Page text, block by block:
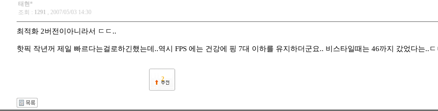
태현*
조회 : 1291 , 2007/05/03 14:30
최적화 2버전이아니라서 ㄷㄷ..
핫픽 작년꺼 제일 빠르다는걸로하긴했는데..역시 FPS 에는 건강에 핑 7대 이하를 유지하더군요.. 비스타일때는 46까지 갔었다는..
2